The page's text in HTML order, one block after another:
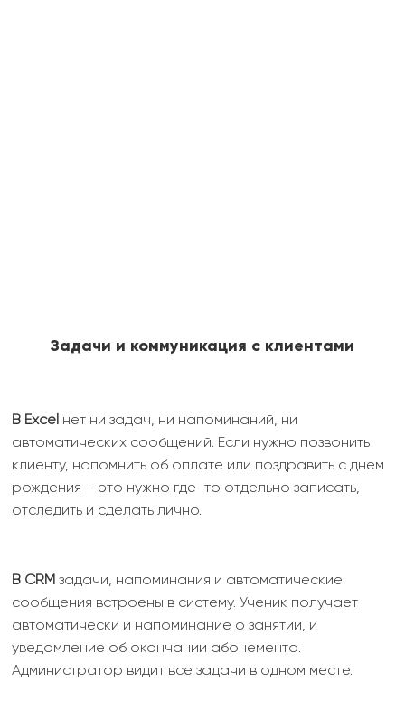
Задачи и коммуникация с клиентами
В Excel нет ни задач, ни напоминаний, ни
автоматических сообщений. Если нужно позвонить
клиенту, напомнить об оплате или поздравить с днем
рождения – это нужно где-то отдельно записать,
отследить и сделать лично.
В CRM задачи, напоминания и автоматические
сообщения встроены в систему. Ученик получает
автоматически и напоминание о занятии, и
уведомление об окончании абонемента.
Администратор видит все задачи в одном месте.